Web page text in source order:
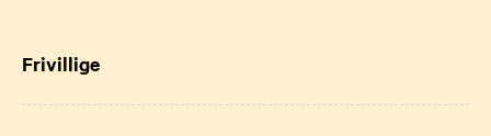
Frivillige